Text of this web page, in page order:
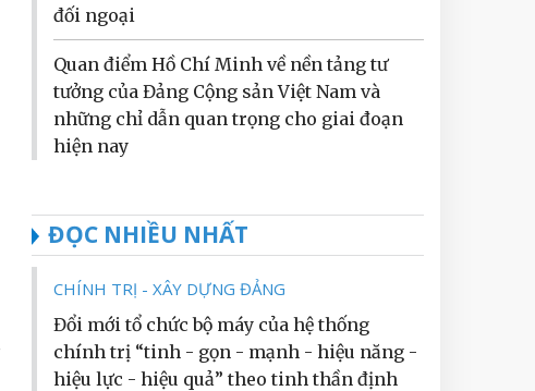
đối ngoại
Quan điểm Hồ Chí Minh về nền tảng tư
tưởng của Đảng Cộng sản Việt Nam và
những chỉ dẫn quan trọng cho giai đoạn
hiện nay
ĐỌC NHIỀU NHẤT
CHÍNH TRỊ - XÂY DỰNG ĐẢNG
Đổi mới tổ chức bộ máy của hệ thống
chính trị “tinh - gọn - mạnh - hiệu năng -
hiệu lực - hiệu quả” theo tinh thần định